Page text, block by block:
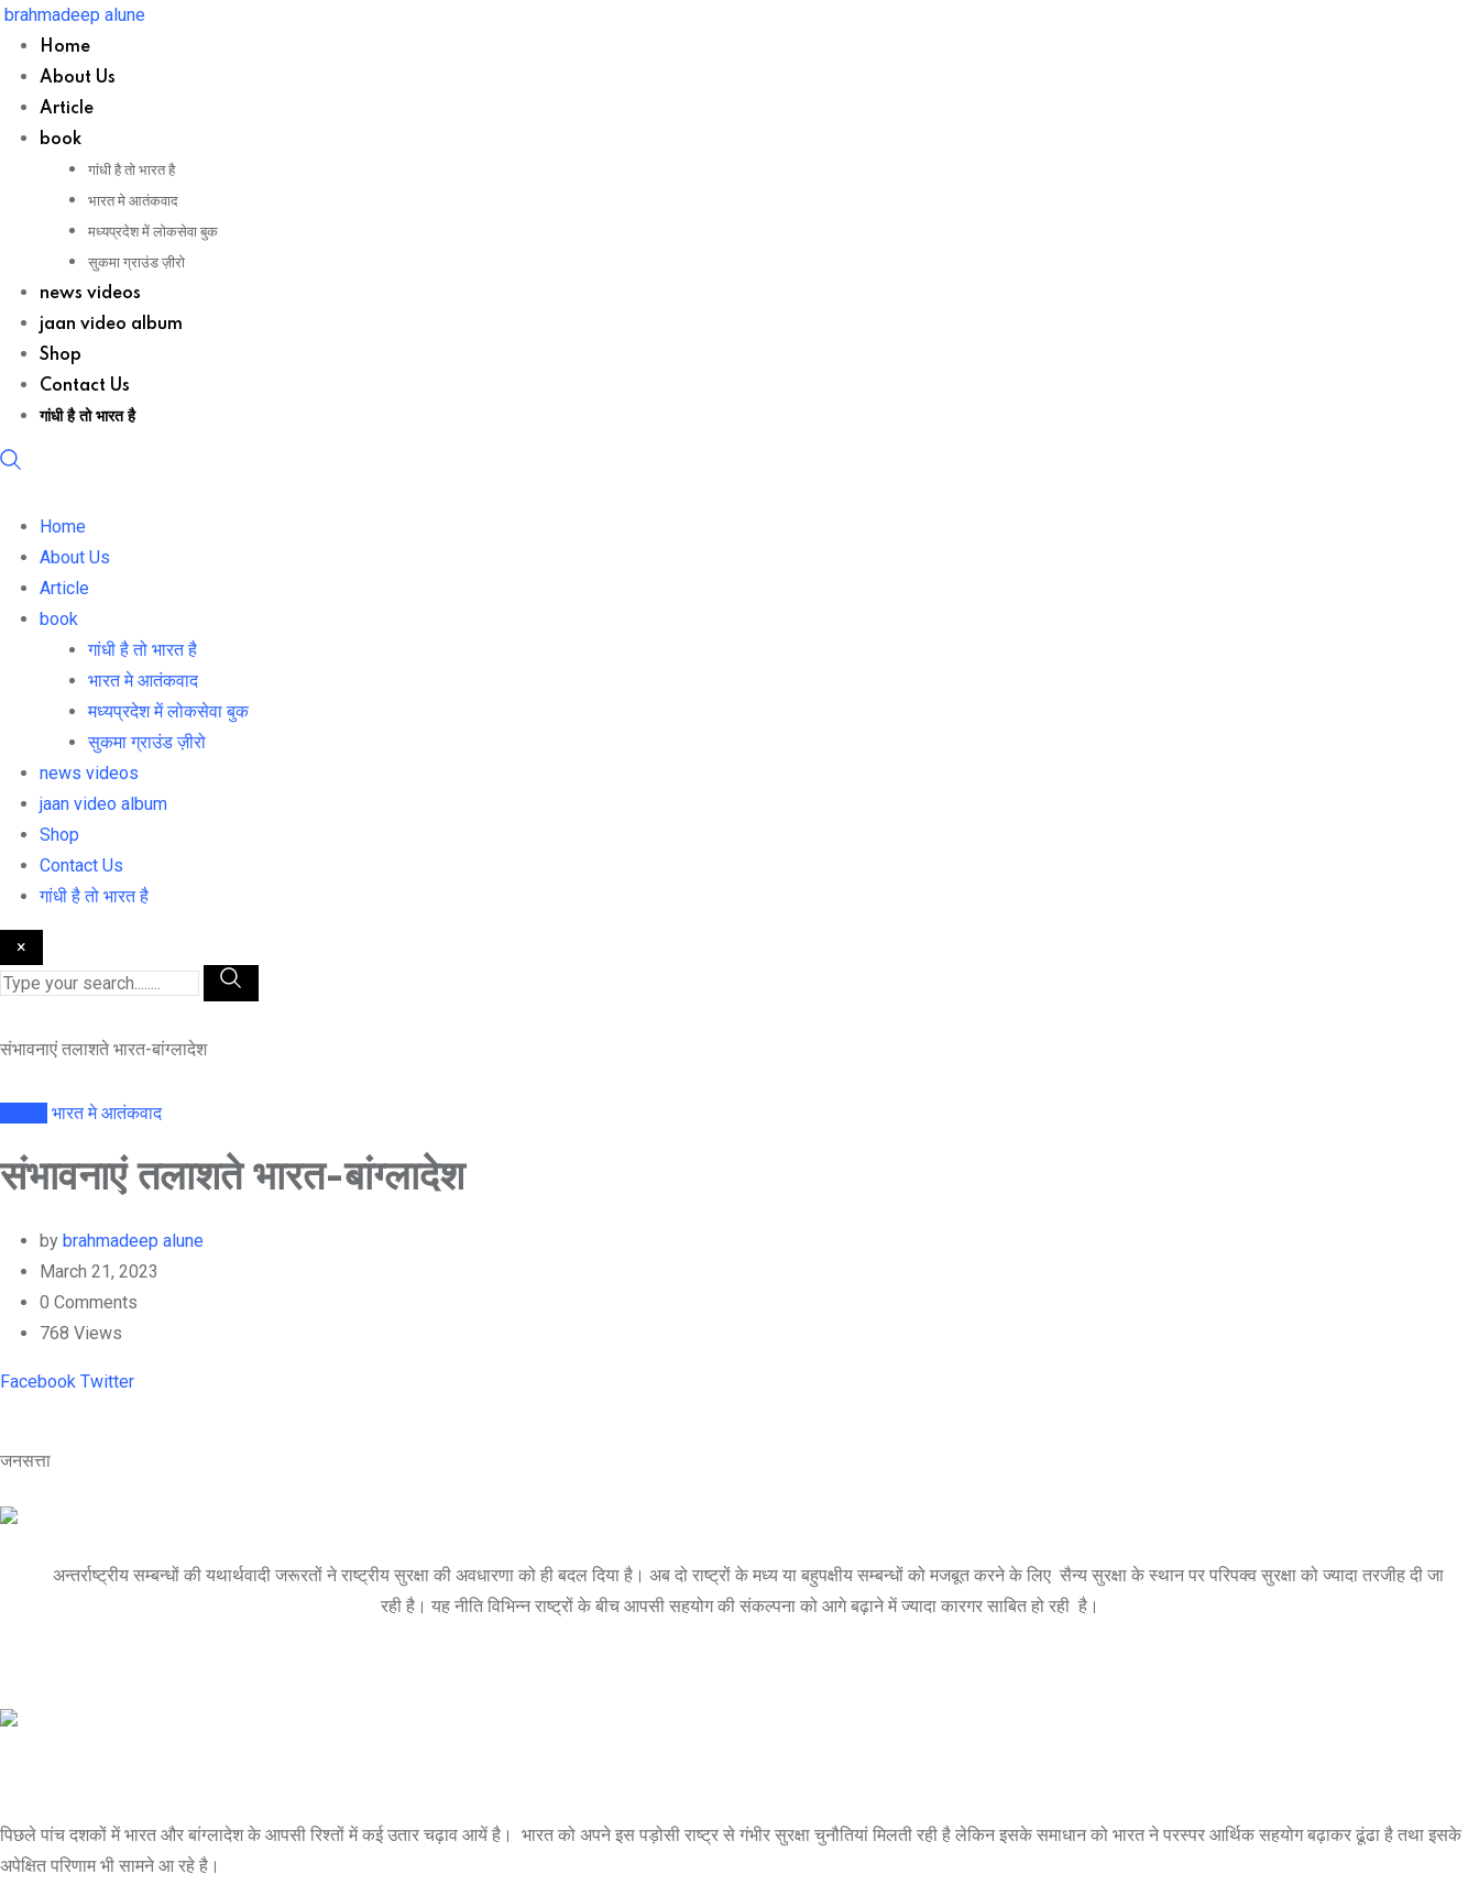
Skip
content
brahmadeep alune
Home
About Us
Article
book
गांधी है तो भारत है
भारत मे आतंकवाद
मध्यप्रदेश में लोकसेवा बुक
सुकमा ग्राउंड ज़ीरो
news videos
jaan video album
Shop
Contact Us
गांधी है तो भारत है
Home
About Us
Article
book
गांधी है तो भारत है
भारत मे आतंकवाद
मध्यप्रदेश में लोकसेवा बुक
सुकमा ग्राउंड ज़ीरो
news videos
jaan video album
Shop
Contact Us
गांधी है तो भारत है
×
संभावनाएं तलाशते भारत-बांग्लादेश
भारत मे आतंकवाद
संभावनाएं तलाशते भारत-बांग्लादेश
by brahmadeep alune
March 21, 2023
0 Comments
768 Views
Facebook TwitterYoutube
LinkedIn
Whatsapp
Cloud
जनसत्ता
अन्तर्राष्ट्रीय सम्बन्धों की यथार्थवादी जरूरतों ने राष्ट्रीय सुरक्षा की अवधारणा को ही बदल दिया है। अब दो राष्ट्रों के मध्य या बहुपक्षीय सम्बन्धों को मजबूत करने के लिए सैन्य सुरक्षा के स्थान पर परिपक्व सुरक्षा को ज्यादा तरजीह दी जा
रही है। यह नीति विभिन्न राष्ट्रों के बीच आपसी सहयोग की संकल्पना को आगे बढ़ाने में ज्यादा कारगर साबित हो रही है।
पिछले पांच दशकों में भारत और बांग्लादेश के आपसी रिश्तों में कई उतार चढ़ाव आयें है। भारत को अपने इस पड़ोसी राष्ट्र से गंभीर सुरक्षा चुनौतियां मिलती रही है लेकिन इसके समाधान को भारत ने परस्पर आर्थिक सहयोग बढ़ाकर ढूंढा है तथा इसके
अपेक्षित परिणाम भी सामने आ रहे है।